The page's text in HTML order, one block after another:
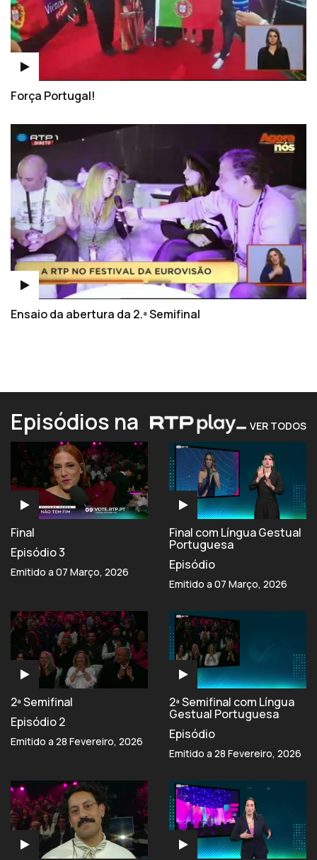
Força Portugal!
Ensaio da abertura da 2.ª Semifinal
Episódios na VER TODOS
Final
Episódio 3
Emitido a 07 Março, 2026
Final com Língua Gestual
Portuguesa
Episódio
Emitido a 07 Março, 2026
2ª Semifinal
Episódio 2
Emitido a 28 Fevereiro, 2026
2ª Semifinal com Língua
Gestual Portuguesa
Episódio
Emitido a 28 Fevereiro, 2026